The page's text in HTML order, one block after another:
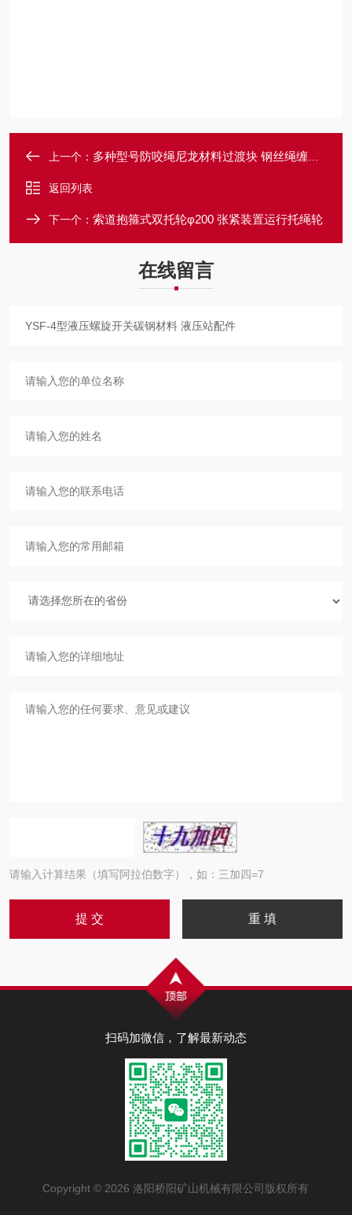
上一个： 多种型号防咬绳尼龙材料过渡块 钢丝绳缠绕用挡绳板
返回列表
下一个： 索道抱箍式双托轮φ200 张紧装置运行托绳轮
在线留言
请输入计算结果（填写阿拉伯数字），如：三加四=7
扫码加微信，了解最新动态
Copyright © 2026 洛阳桥阳矿山机械有限公司版权所有